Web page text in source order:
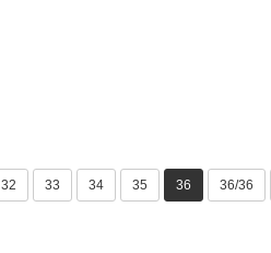
32 33 34 35 36 36/36